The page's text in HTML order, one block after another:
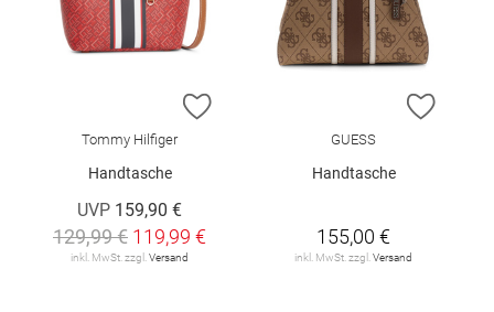
ZUR WUNSCHLISTE HINZUFÜGEN
Tommy Hilfiger
Handtasche
UVP 159,90 €
129,99 € 119,99 €
inkl. MwSt. zzgl. Versand
ZUR
GUESS
Handtasche
155,00 €
inkl. MwSt. zzgl. Versand